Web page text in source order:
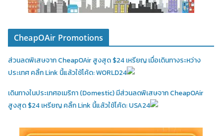
CheapOAir Promotions
ส่วนลดพิเสษจาก CheapOAir สูงสุด $24 เหรียญ เมื่อเดินทางระหว่าง
ประเทศ คลิ้ก Link นี้แล้วใช้โค้ด: WORLD24
เดินทางในประเทศอเมริกา (Domestic)มีส่วนลดพิเสษจาก CheapOAir
สูงสุด $24 เหรียญ คลิ้ก Link นี้แล้วใช้โค้ด: USA24